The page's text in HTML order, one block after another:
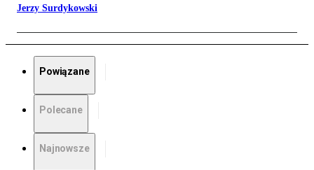
Jerzy Surdykowski
Powiązane
Polecane
Najnowsze